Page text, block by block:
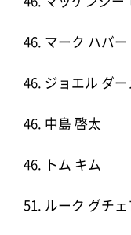
46. マーク ハバー
46. ジョエル ダ
46. 中島 啓太
46. トム キム
51. ルーク グチ